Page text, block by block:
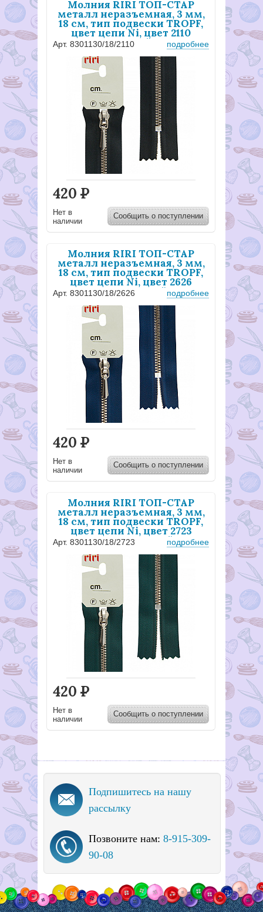
Молния RIRI ТОП-СТАР
металл неразъемная, 3 мм,
18 см, тип подвески TROPF,
цвет цепи Ni, цвет 2110
черный
Арт. 8301130/18/2110 подробнее
420 Р
Нет в
наличии
Сообщить о поступлении
Молния RIRI ТОП-СТАР
металл неразъемная, 3 мм,
18 см, тип подвески TROPF,
цвет цепи Ni, цвет 2626
темно-синий
Арт. 8301130/18/2626 подробнее
420 Р
Нет в
наличии
Сообщить о поступлении
Молния RIRI ТОП-СТАР
металл неразъемная, 3 мм,
18 см, тип подвески TROPF,
цвет цепи Ni, цвет 2723
темно-зеленый
Арт. 8301130/18/2723 подробнее
420 Р
Нет в
наличии
Сообщить о поступлении
Подпишитесь на нашу
рассылку
Позвоните нам: 8-915-309-
90-08